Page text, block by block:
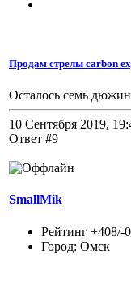
Продам стрелы carbon
Осталось семь
10 Сентября 2019,
Ответ #9
SmallMik
Рейтинг +408/-0
Город: Омск